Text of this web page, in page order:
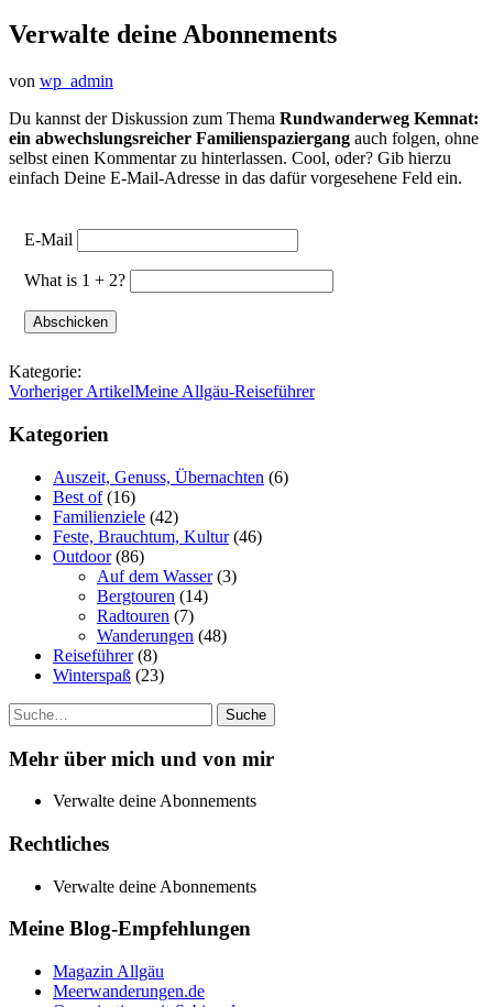
Verwalte deine Abonnements
von wp_admin
Du kannst der Diskussion zum Thema Rundwanderweg Kemnat:
ein abwechslungsreicher Familienspaziergang auch folgen, ohne
selbst einen Kommentar zu hinterlassen. Cool, oder? Gib hierzu
einfach Deine E-Mail-Adresse in das dafür vorgesehene Feld ein.
E-Mail
What is 1 + 2?
Kategorie:
Vorheriger ArtikelMeine Allgäu-Reiseführer
Kategorien
Auszeit, Genuss, Übernachten (6)
Best of(16)
Familienziele (42)
Feste, Brauchtum, Kultur(46)
Outdoor(86)
Auf dem Wasser(3)
Bergtouren (14)
Radtouren (7)
Wanderungen (48)
Reiseführer(8)
Winterspaß (23)
Suche
Mehr über mich und von mir
Verwalte deine Abonnements
Rechtliches
Verwalte deine Abonnements
Meine Blog-Empfehlungen
Magazin Allgäu
Meerwanderungen.de